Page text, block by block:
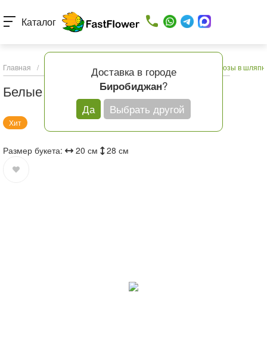
Доставка в городе
Биробиджан?
Да
Выбрать другой
Каталог
Главная / Каталог товаров Белые розы в
Белые розы в шляпной коробке
Хит
Размер букета: 20 см 28 см